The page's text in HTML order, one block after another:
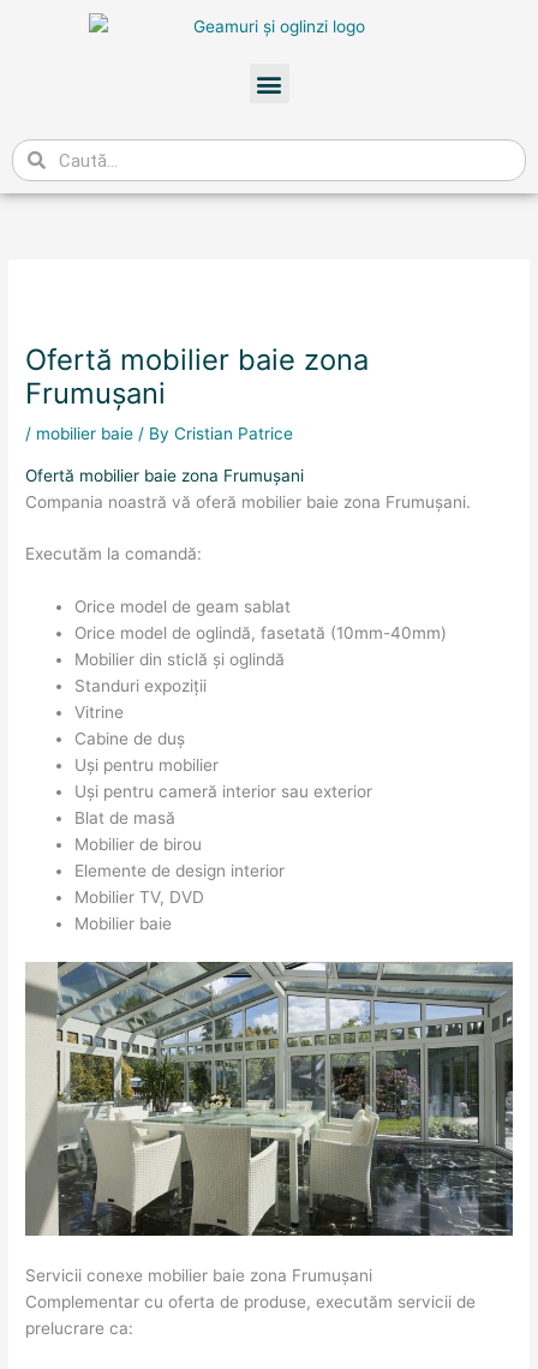
Meniu
Caută
Ofertă mobilier baie zona
Frumuşani
/ mobilier baie / ByCristian Patrice
Ofertă mobilier baie zona Frumuşani
Compania noastră vă oferă mobilier baie zona Frumuşani.
Executăm la comandă:
Orice model de geam sablat
Orice model de oglindă, fasetată (10mm-40mm)
Mobilier din sticlă și oglindă
Standuri expoziții
Vitrine
Cabine de duș
Uși pentru mobilier
Uși pentru cameră interior sau exterior
Blat de masă
Mobilier de birou
Elemente de design interior
Mobilier TV, DVD
Mobilier baie
Servicii conexe mobilier baie zona Frumuşani
Complementar cu oferta de produse, executăm servicii de
prelucrare ca: